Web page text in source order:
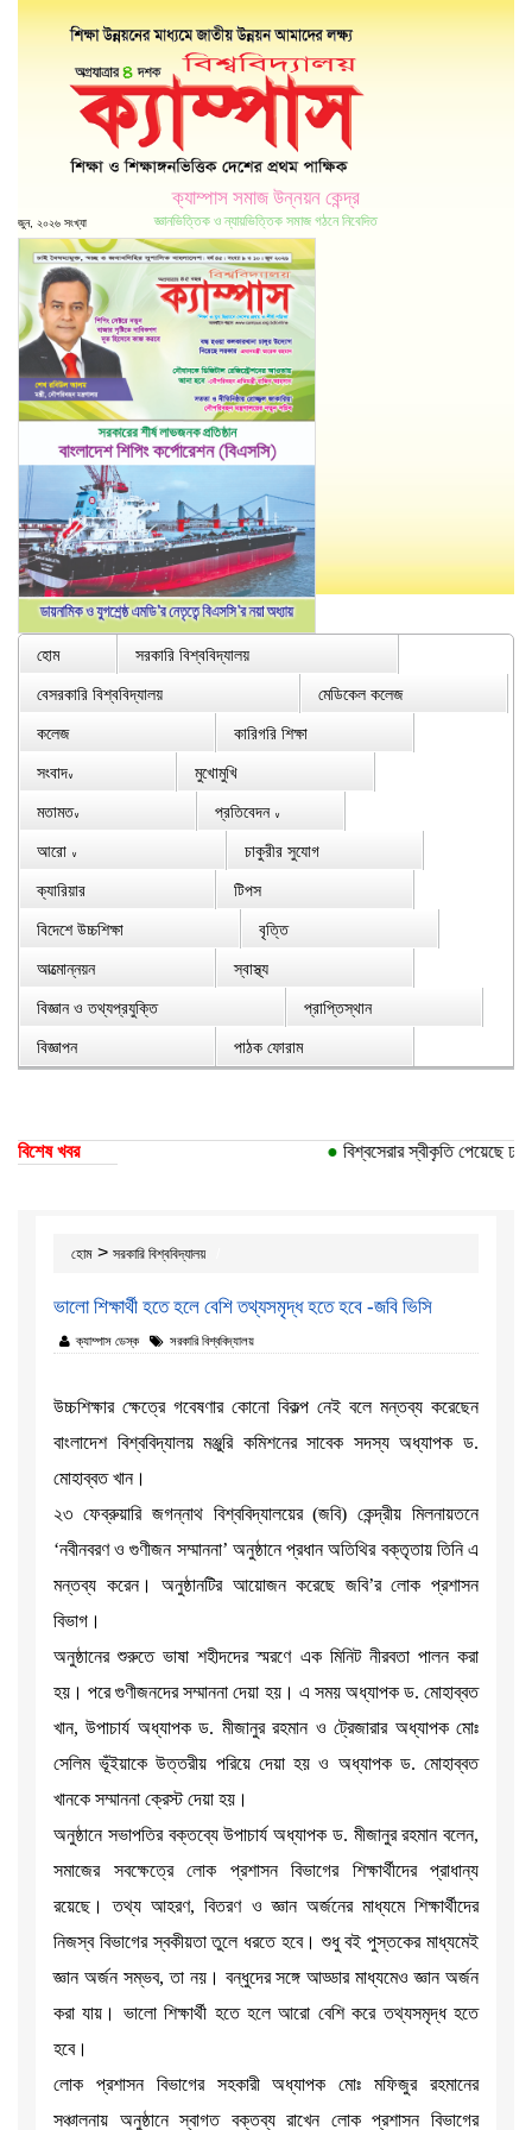
ক্যাম্পাস সমাজ উন্নয়ন কেন্দ্র
জ্ঞানভিত্তিক ও ন্যায়ভিত্তিক সমাজ গঠনে নিবেদিত
জুন, ২০২৬ সংখ্যা
হোম
সরকারি বিশ্ববিদ্যালয়
বেসরকারি বিশ্ববিদ্যালয়
মেডিকেল কলেজ
কলেজ
কারিগরি শিক্ষা
সংবাদ∨
মুখোমুখি
মতামত∨ প্রতিবেদন ∨
আরো ∨
চাকুরীর সুযোগ
ক্যারিয়ার
টিপস
বিদেশে উচ্চশিক্ষা
বৃত্তি
আত্মোন্নয়ন
স্বাস্থ্য
বিজ্ঞান ও তথ্যপ্রযুক্তি
প্রাপ্তিস্থান
বিজ্ঞাপন
পাঠক ফোরাম
বিশেষ খবর বিশ্বসেরার স্বীকৃতি পেয়েছে ঢাকা
হোম > সরকারি বিশ্ববিদ্যালয়
ভালো শিক্ষার্থী হতে হলে বেশি তথ্যসমৃদ্ধ হতে হবে -জবি ভিসি
ক্যাম্পাস ডেস্ক সরকারি বিশ্ববিদ্যালয়
উচ্চশিক্ষার ক্ষেত্রে গবেষণার কোনো বিকল্প নেই বলে মন্তব্য করেছেন
বাংলাদেশ বিশ্ববিদ্যালয় মঞ্জুরি কমিশনের সাবেক সদস্য অধ্যাপক ড.
মোহাব্বত খান।
২৩ ফেব্রুয়ারি জগন্নাথ বিশ্ববিদ্যালয়ের (জবি) কেন্দ্রীয় মিলনায়তনে
‘নবীনবরণ ও গুণীজন সম্মাননা’ অনুষ্ঠানে প্রধান অতিথির বক্তৃতায় তিনি এ
মন্তব্য করেন। অনুষ্ঠানটির আয়োজন করেছে জবি’র লোক প্রশাসন
বিভাগ।
অনুষ্ঠানের শুরুতে ভাষা শহীদদের স্মরণে এক মিনিট নীরবতা পালন করা
হয়। পরে গুণীজনদের সম্মাননা দেয়া হয়। এ সময় অধ্যাপক ড. মোহাব্বত
খান, উপাচার্য অধ্যাপক ড. মীজানুর রহমান ও ট্রেজারার অধ্যাপক মোঃ
সেলিম ভূঁইয়াকে উত্তরীয় পরিয়ে দেয়া হয় ও অধ্যাপক ড. মোহাব্বত
খানকে সম্মাননা ক্রেস্ট দেয়া হয়।
অনুষ্ঠানে সভাপতির বক্তব্যে উপাচার্য অধ্যাপক ড. মীজানুর রহমান বলেন,
সমাজের সবক্ষেত্রে লোক প্রশাসন বিভাগের শিক্ষার্থীদের প্রাধান্য
রয়েছে। তথ্য আহরণ, বিতরণ ও জ্ঞান অর্জনের মাধ্যমে শিক্ষার্থীদের
নিজস্ব বিভাগের স্বকীয়তা তুলে ধরতে হবে। শুধু বই পুস্তকের মাধ্যমেই
জ্ঞান অর্জন সম্ভব, তা নয়। বন্ধুদের সঙ্গে আড্ডার মাধ্যমেও জ্ঞান অর্জন
করা যায়। ভালো শিক্ষার্থী হতে হলে আরো বেশি করে তথ্যসমৃদ্ধ হতে
হবে।
লোক প্রশাসন বিভাগের সহকারী অধ্যাপক মোঃ মফিজুর রহমানের
সঞ্চালনায় অনুষ্ঠানে স্বাগত বক্তব্য রাখেন লোক প্রশাসন বিভাগের